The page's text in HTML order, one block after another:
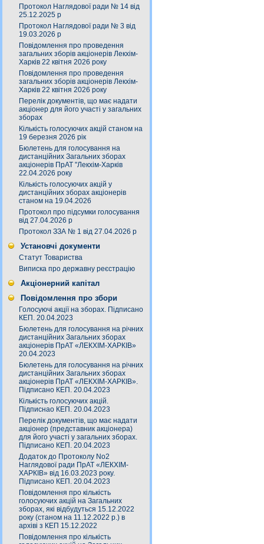
Протокол Наглядової ради № 14 від
25.12.2025 р
Протокол Наглядової ради № 3 від
19.03.2026 р
Повідомлення про проведення
загальних зборів акціонерів Лекхім-
Харків 22 квітня 2026 року
Повідомлення про проведення
загальних зборів акціонерів Лекхім-
Харків 22 квітня 2026 року
Перелік документів, що має надати
акціонер для його участі у загальних
зборах
Кількість голосуючих акцій станом на
19 березня 2026 рік
Бюлетень для голосування на
дистанційних Загальних зборах
акціонерів ПрАТ "Лекхім-Харків
22.04.2026 року
Кількість голосуючих акцій у
дистанційних зборах акціонерів
станом на 19.04.2026
Протокол про підсумки голосування
від 27.04.2026 р
Протокол ЗЗА № 1 від 27.04.2026 р
Установчі документи
Статут Товариства
Виписка про державну реєстрацію
Акціонерний капітал
Повідомлення про збори
Голосуючі акції на зборах. Підписано
КЕП. 20.04.2023
Бюлетень для голосування на річних
дистанційних Загальних зборах
акціонерів ПрАТ «ЛЕКХІМ-ХАРКІВ»
20.04.2023
Бюлетень для голосування на річних
дистанційних Загальних зборах
акціонерів ПрАТ «ЛЕКХІМ-ХАРКІВ».
Підписано КЕП. 20.04.2023
Кількість голосуючих акцій.
Підписнао КЕП. 20.04.2023
Перелік документів, що має надати
акціонер (представник акціонера)
для його участі у загальних зборах.
Підписано КЕП. 20.04.2023
Додаток до Протоколу No2
Наглядової ради ПрАТ «ЛЕКХІМ-
ХАРКІВ» від 16.03.2023 року.
Підписано КЕП. 20.04.2023
Повідомлення про кількість
голосуючих акцій на Загальних
зборах, які відбудуться 15.12.2022
року (станом на 11.12.2022 р.) в
архіві з КЕП 15.12.2022
Повідомлення про кількість